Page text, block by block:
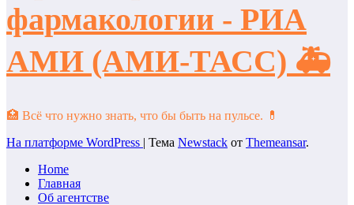
фармакологии - РИА
АМИ (АМИ-ТАСС) 🚑
🏥 Всё что нужно знать, что бы быть на пульсе. 💊
На платформе WordPress | Тема Newstack от Themeansar.
Home
Главная
Об агентстве